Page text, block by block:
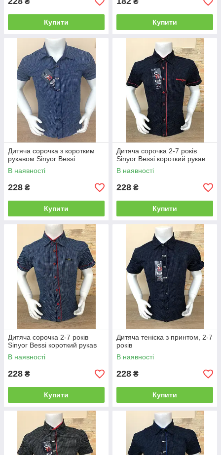
Купити Купити
Дитяча сорочка з коротким
рукавом Sinyor Bessi
В наявності
228 ₴
Купити
Дитяча сорочка 2-7 років
Sinyor Bessi короткий рукав
В наявності
228 ₴
Купити
Дитяча сорочка 2-7 років
Sinyor Bessi короткий рукав
В наявності
228 ₴
Купити
Дитяча теніска з принтом, 2-7
років
В наявності
228 ₴
Купити